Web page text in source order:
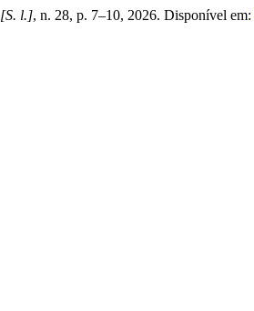
[S. l.], n. 28, p. 7–10, 2026. Disponível em: